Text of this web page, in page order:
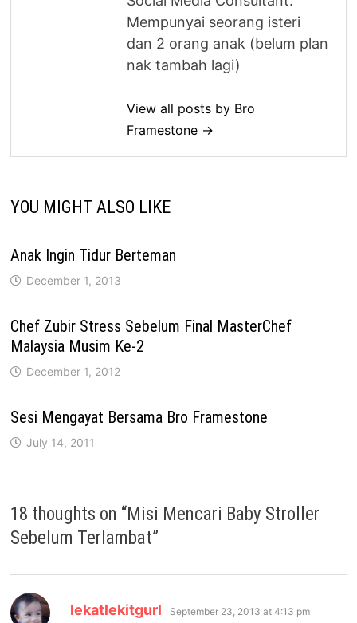
Mempunyai seorang isteri
dan 2 orang anak (belum plan
nak tambah lagi)
View all posts by Bro
Framestone →
YOU MIGHT ALSO LIKE
Anak Ingin Tidur Berteman
December 1, 2013
Chef Zubir Stress Sebelum Final MasterChef
Malaysia Musim Ke-2
December 1, 2012
Sesi Mengayat Bersama Bro Framestone
July 14, 2011
18 thoughts on “Misi Mencari Baby Stroller
Sebelum Terlambat”
lekatlekitgurl says:
September 23, 2013 at 4:13 pm